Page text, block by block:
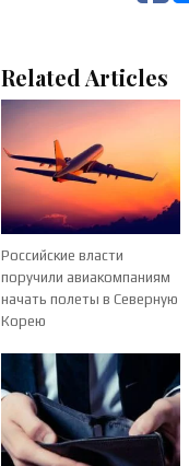
Related Articles
Российские власти
поручили авиакомпаниям
начать полеты в Северную
Корею